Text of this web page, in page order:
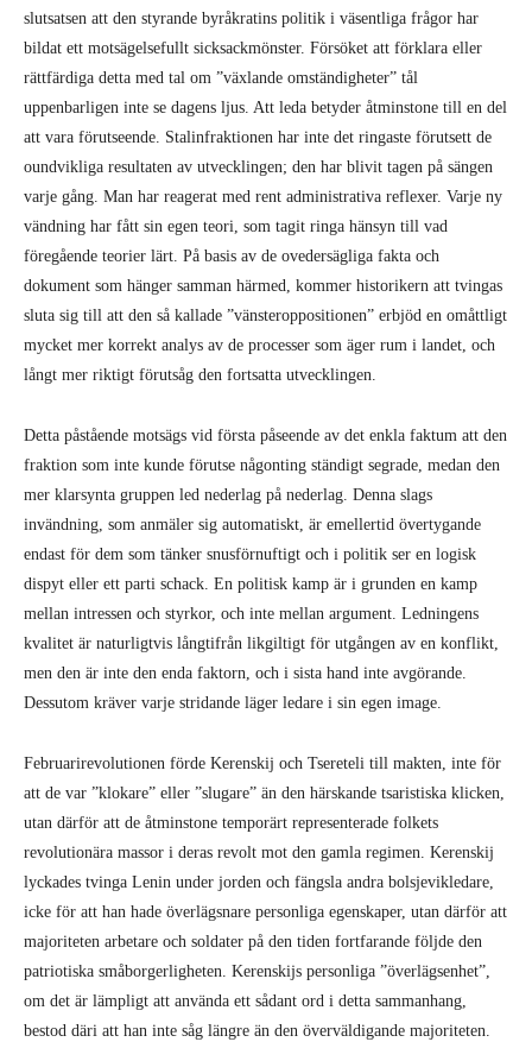
slutsatsen att den styrande byråkratins politik i väsentliga frågor har
bildat ett motsägelsefullt sicksackmönster. Försöket att förklara eller
rättfärdiga detta med tal om ”växlande omständigheter” tål
uppenbarligen inte se dagens ljus. Att leda betyder åtminstone till en del
att vara förutseende. Stalinfraktionen har inte det ringaste förutsett de
oundvikliga resultaten av utvecklingen; den har blivit tagen på sängen
varje gång. Man har reagerat med rent administrativa reflexer. Varje ny
vändning har fått sin egen teori, som tagit ringa hänsyn till vad
föregående teorier lärt. På basis av de ovedersägliga fakta och
dokument som hänger samman härmed, kommer historikern att tvingas
sluta sig till att den så kallade ”vänsteroppositionen” erbjöd en omåttligt
mycket mer korrekt analys av de processer som äger rum i landet, och
långt mer riktigt förutsåg den fortsatta utvecklingen.
Detta påstående motsägs vid första påseende av det enkla faktum att den
fraktion som inte kunde förutse någonting ständigt segrade, medan den
mer klarsynta gruppen led nederlag på nederlag. Denna slags
invändning, som anmäler sig automatiskt, är emellertid övertygande
endast för dem som tänker snusförnuftigt och i politik ser en logisk
dispyt eller ett parti schack. En politisk kamp är i grunden en kamp
mellan intressen och styrkor, och inte mellan argument. Ledningens
kvalitet är naturligtvis långtifrån likgiltigt för utgången av en konflikt,
men den är inte den enda faktorn, och i sista hand inte avgörande.
Dessutom kräver varje stridande läger ledare i sin egen image.
Februarirevolutionen förde Kerenskij och Tsereteli till makten, inte för
att de var ”klokare” eller ”slugare” än den härskande tsaristiska klicken,
utan därför att de åtminstone temporärt representerade folkets
revolutionära massor i deras revolt mot den gamla regimen. Kerenskij
lyckades tvinga Lenin under jorden och fängsla andra bolsjevikledare,
icke för att han hade överlägsnare personliga egenskaper, utan därför att
majoriteten arbetare och soldater på den tiden fortfarande följde den
patriotiska småborgerligheten. Kerenskijs personliga ”överlägsenhet”,
om det är lämpligt att använda ett sådant ord i detta sammanhang,
bestod däri att han inte såg längre än den överväldigande majoriteten.